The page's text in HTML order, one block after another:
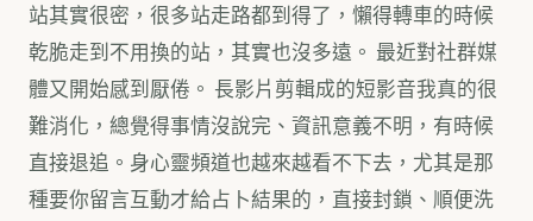
站其實很密，很多站走路都到得了，懶得轉車的時候
乾脆走到不用換的站，其實也沒多遠。 最近對社群媒
體又開始感到厭倦。 長影片剪輯成的短影音我真的很
難消化，總覺得事情沒說完、資訊意義不明，有時候
直接退追。身心靈頻道也越來越看不下去，尤其是那
種要你留言互動才給占卜結果的，直接封鎖、順便洗